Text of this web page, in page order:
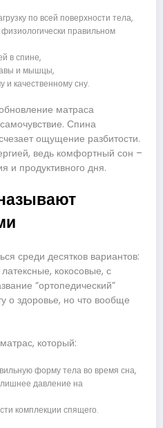
по всей поверхности тела,
правильном
в спине,
и мышцы,
и качественному сну.
матраса
Спина
ощущение разбитости.
ведь комфортный сон –
и продуктивного дня.
среди десятков вариантов:
кокосовые, с
“ортопедический”
о здоровье, но что вообще
который:
форму тела во время сна,
давление на
комплекции спящего.